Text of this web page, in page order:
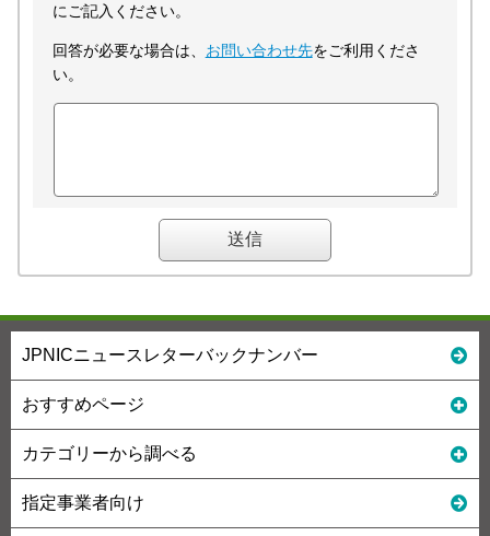
にご記入ください。
回答が必要な場合は、 お問い合わせ先をご利用くださ
い。
JPNICニュースレターバックナンバー
おすすめページ
カテゴリーから調べる
指定事業者向け